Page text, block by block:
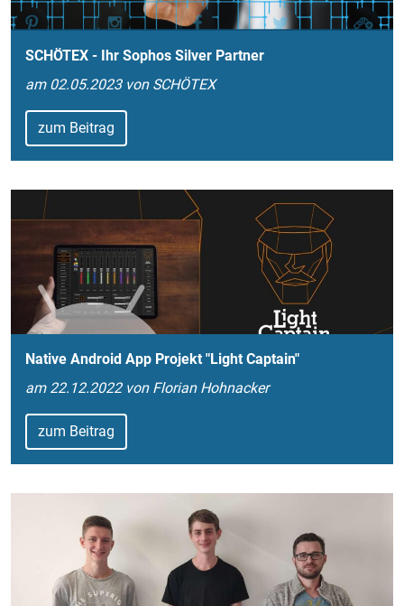
SCHÖTEX - Ihr Sophos Silver Partner
am 02.05.2023 von SCHÖTEX
zum Beitrag
Native Android App Projekt "Light Captain"
am 22.12.2022 von Florian Hohnacker
zum Beitrag